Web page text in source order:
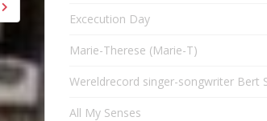
Excecution Day
Marie-Therese (Marie-T)
Wereldrecord singer-songwriter Bert
All My Senses